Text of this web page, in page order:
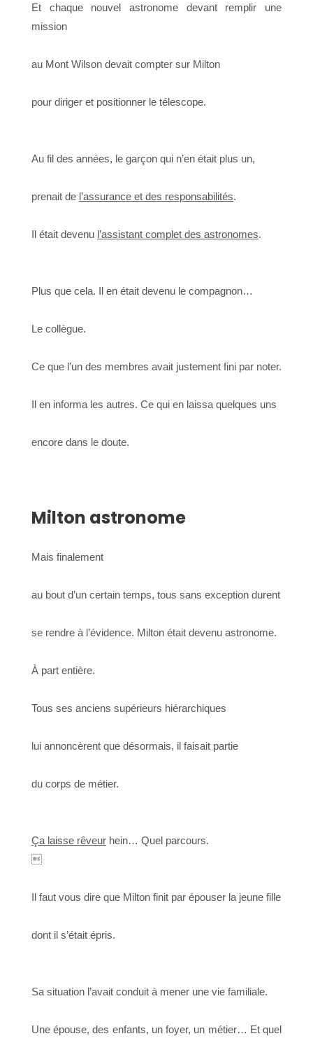
Et chaque nouvel astronome devant remplir une
mission
au Mont Wilson devait compter sur Milton
pour diriger et positionner le télescope.
Au fil des années, le garçon qui n’en était plus un,
prenait de l’assurance et des responsabilités.
Il était devenu l’assistant complet des astronomes.
Plus que cela. Il en était devenu le compagnon…
Le collègue.
Ce que l’un des membres avait justement fini par noter.
Il en informa les autres. Ce qui en laissa quelques uns
encore dans le doute.
Milton astronome
Mais finalement
au bout d’un certain temps, tous sans exception durent
se rendre à l’évidence. Milton était devenu astronome.
À part entière.
Tous ses anciens supérieurs hiérarchiques
lui annoncèrent que désormais, il faisait partie
du corps de métier.
Ça laisse rêveur hein… Quel parcours.

Il faut vous dire que Milton finit par épouser la jeune fille
dont il s’était épris.
Sa situation l’avait conduit à mener une vie familiale.
Une épouse, des enfants, un foyer, un métier… Et quel